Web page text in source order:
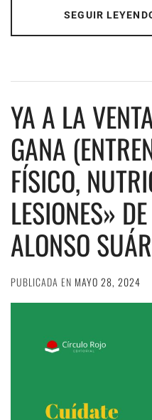
SEGUIR
YA A LA
GANA
FÍSICO,
LESIONES»
ALONSO
PUBLICADA EN MAYO 28, 2024